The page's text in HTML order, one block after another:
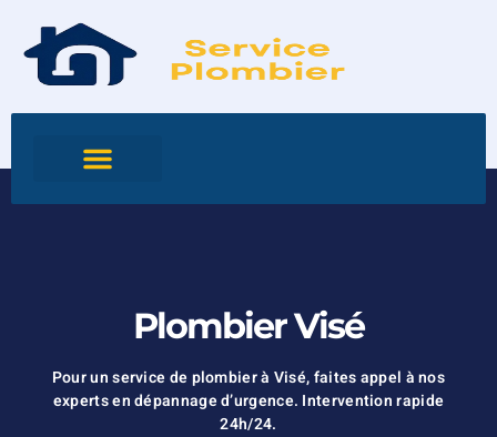
Plombier Visé
Pour un service de plombier à Visé, faites appel à nos
experts en dépannage d’urgence. Intervention rapide
24h/24.